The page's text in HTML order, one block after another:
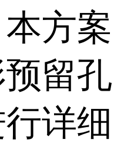
方案
留孔
详细